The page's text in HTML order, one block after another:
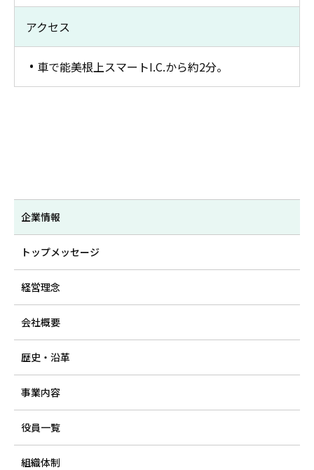
アクセス
車で能美根上スマートI.C.から約2分。
企業情報
トップメッセージ
経営理念
会社概要
歴史・沿革
事業内容
役員一覧
組織体制